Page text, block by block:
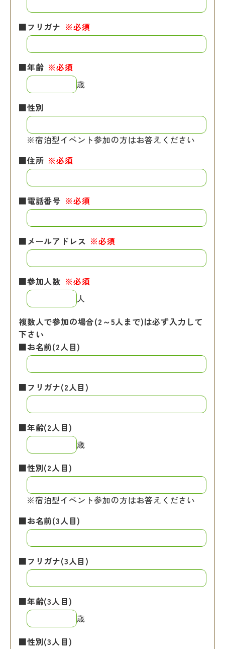
■フリガナ ※必須
■年齢 ※必須
歳
■性別
※宿泊型イベント参加の方はお答えください
■住所 ※必須
■電話番号 ※必須
■メールアドレス ※必須
■参加人数 ※必須
人
複数人で参加の場合(2～5人まで)は必ず入力して
下さい
■お名前(2人目)
■フリガナ(2人目)
■年齢(2人目)
歳
■性別(2人目)
※宿泊型イベント参加の方はお答えください
■お名前(3人目)
■フリガナ(3人目)
■年齢(3人目)
歳
■性別(3人目)